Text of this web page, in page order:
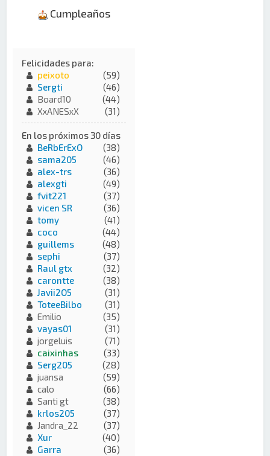
Cumpleaños
Felicidades para:
peixoto
(59)
Sergti
(46)
Board10
(44)
XxANESxX
(31)
En los próximos 30 días
BeRbErExO
(38)
sama205
(46)
alex-trs
(36)
alexgti
(49)
fvit221
(37)
vicen SR
(36)
tomy
(41)
coco
(44)
guillems
(48)
sephi
(37)
Raul gtx
(32)
carontte
(38)
Javii2O5
(31)
ToteeBilbo
(31)
Emilio
(35)
vayas01
(31)
jorgeluis
(71)
caixinhas
(33)
Serg205
(28)
juansa
(59)
calo
(66)
Santi gt
(38)
krlos205
(37)
Jandra_22
(37)
Xur
(40)
Garra
(36)